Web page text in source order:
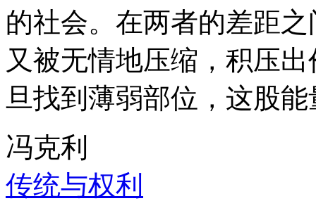
的社会。在两者的差距
又被无情地压缩，积压
旦找到薄弱部位，这股
冯克利
传统与权利